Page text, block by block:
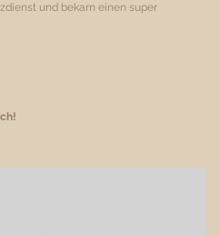
und bekam einen super